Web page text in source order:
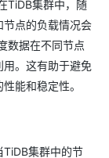
TiDB集群中，随
点的负载情况会
数据在不同节点
。这有助于避免
能和稳定性。
集群中的节